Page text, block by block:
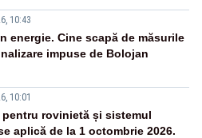
10:43
energie. Cine scapă de măsurile
impuse de Bolojan
10:01
pentru rovinietă și sistemul
aplică de la 1 octombrie 2026.